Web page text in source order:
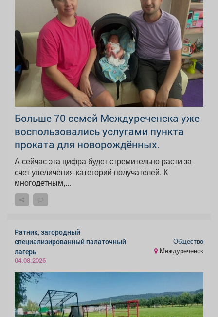
Больше 70 семей Междуреченска уже
воспользовались услугами пункта
проката для новорождённых.
А сейчас эта цифра будет стремительно расти за
счет увеличения категорий получателей. К
многодетным,...
Ратник, загородный
специализированный палаточный
лагерь
04.08.2026
Общество
Междуреченск